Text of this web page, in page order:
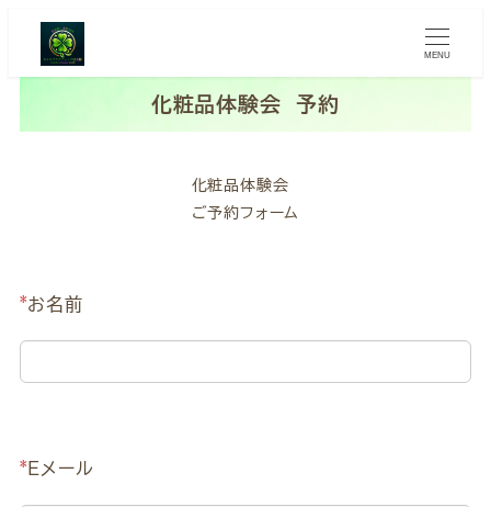
MENU
化粧品体験会 予約
化粧品体験会
ご予約フォーム
*お名前
* Eメール